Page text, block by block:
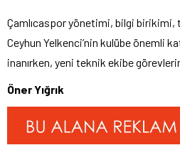
Çamlıcaspor yönetimi, bilgi
Ceyhun Yelkenci’nin kulübe önemli
inanırken, yeni teknik ekibe
Öner Yığrık